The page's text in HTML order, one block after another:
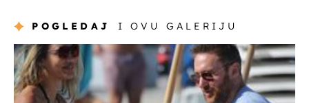
POGLEDAJ I OVU GALERIJU